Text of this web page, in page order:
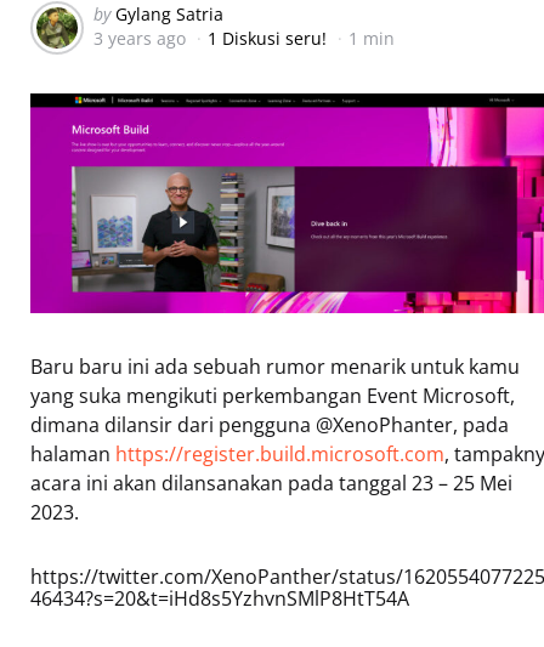
Posted
by
by Gylang Satria
3 years ago
1 Diskusi seru! 1 min
Baru baru ini ada sebuah rumor menarik untuk kamu
yang suka mengikuti perkembangan Event Microsoft,
dimana dilansir dari pengguna @XenoPhanter, pada
halaman https://register.build.microsoft.com,
acara ini akan dilansanakan pada tanggal 23 – 25 Mei
2023.
https://twitter.com/XenoPanther/status/
46434?s=20&t=iHd8s5YzhvnSMlP8HtT54A